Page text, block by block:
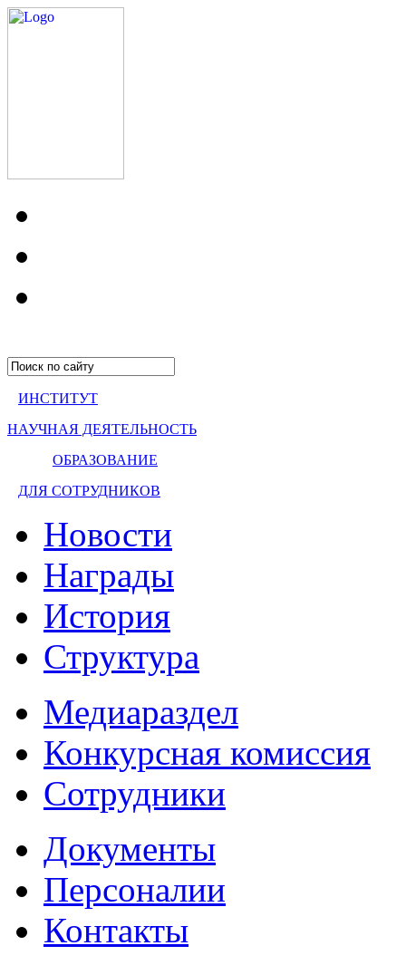
ИНСТИТУТ
НАУЧНАЯ ДЕЯТЕЛЬНОСТЬ
ОБРАЗОВАНИЕ
ДЛЯ СОТРУДНИКОВ
Новости
Награды
История
Структура
Медиараздел
Конкурсная комиссия
Сотрудники
Документы
Персоналии
Контакты